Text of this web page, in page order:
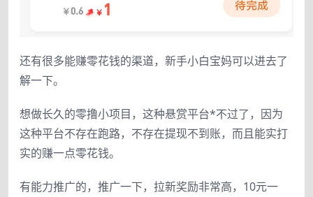
还有很多能赚零花钱的渠道，新手小白宝妈可以进去了
解一下。
想做长久的零撸小项目，这种悬赏平台*不过了，因为
这种平台不存在跑路，不存在提现不到账，而且能实打
实的赚一点零花钱。
有能力推广的，推广一下，拉新奖励非常高，10元一